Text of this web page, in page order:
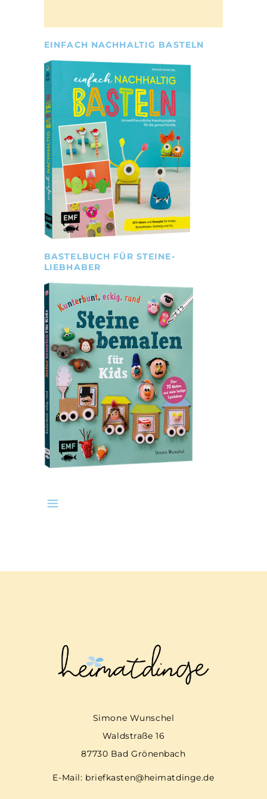
EINFACH NACHHALTIG BASTELN
BASTELBUCH FÜR STEINE-
LIEBHABER
Simone Wunschel
Waldstraße 16
87730 Bad Grönenbach
E-Mail: briefkasten@heimatdinge.de